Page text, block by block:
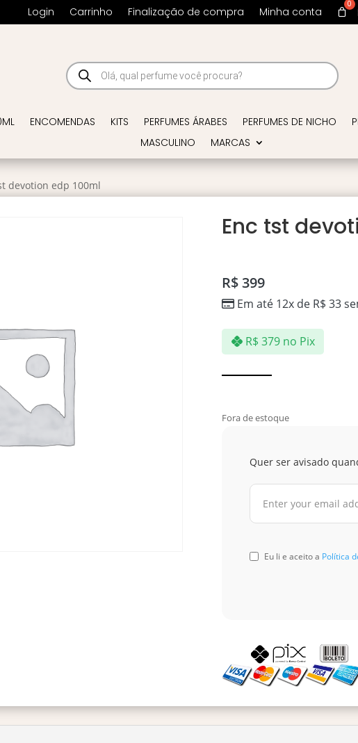
Login Carrinho Finalização de compra Minha conta
Pesquisar
produtos
ENCOMENDAS KITS PERFUMES ÁRABES PERFUMES DE NICHO
MASCULINO
MARCAS
devotion edp 100ml
Enc tst
R$399
Em até 12x de R$ 33
R$ 379 no Pix
Fora de estoque
Quer ser avisado
Eu li e aceito a Política